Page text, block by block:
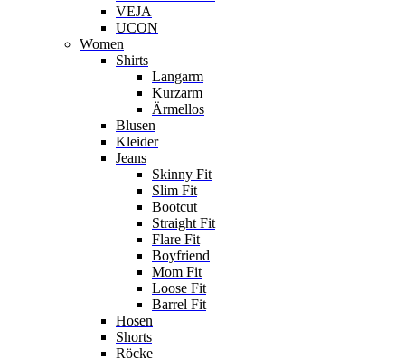
VEJA
UCON
Women
Shirts
Langarm
Kurzarm
Ärmellos
Blusen
Kleider
Jeans
Skinny Fit
Slim Fit
Bootcut
Straight Fit
Flare Fit
Boyfriend
Mom Fit
Loose Fit
Barrel Fit
Hosen
Shorts
Röcke